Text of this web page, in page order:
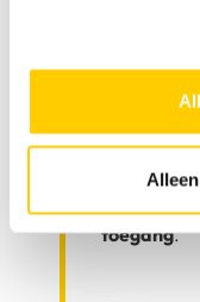
Op
ook
optredens
Dubbel
Wij
toegang.